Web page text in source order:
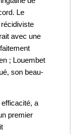
Le
avec une
; Louembet
son beau-
a
premier